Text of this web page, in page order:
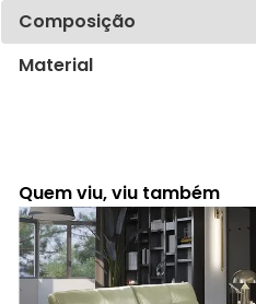
Composição
Material
Quem viu, viu também